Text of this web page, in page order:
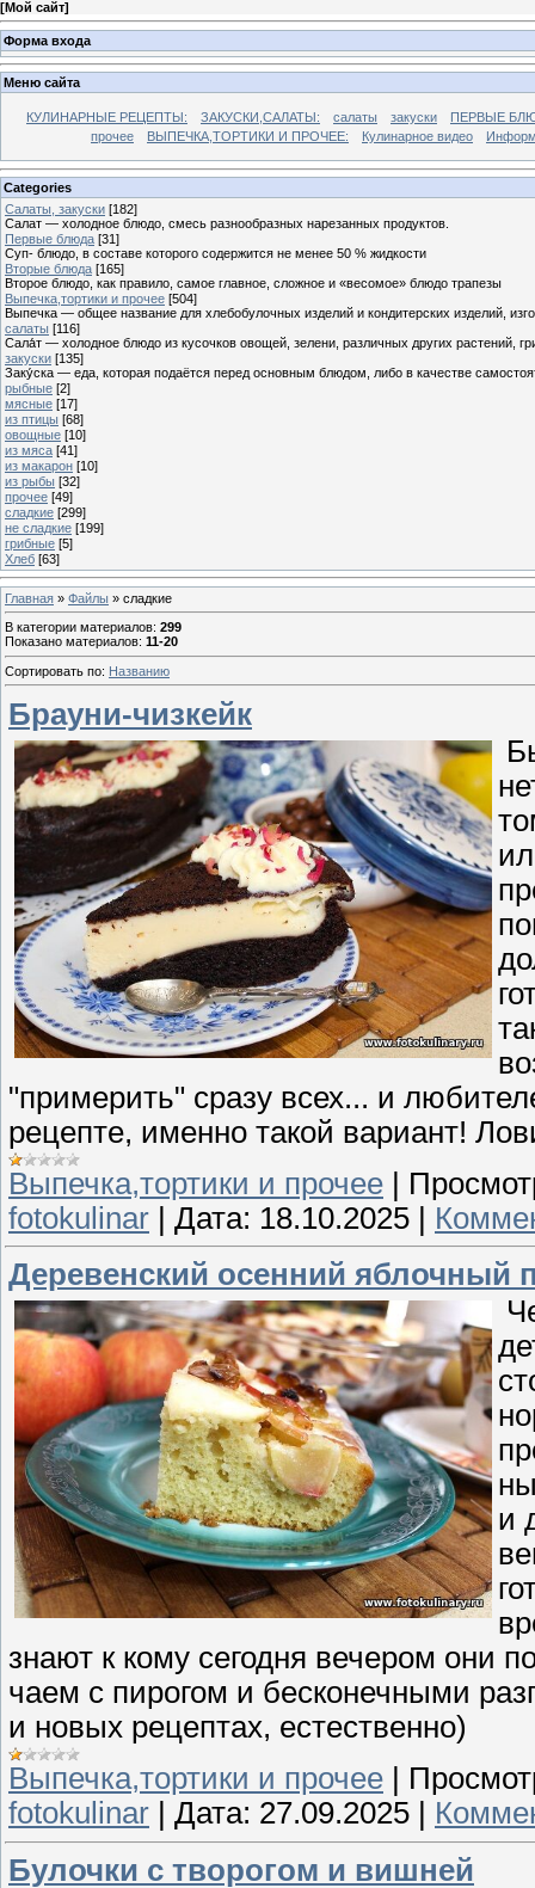
[Мой сайт]
Форма входа
Меню сайта
КУЛИНАРНЫЕ РЕЦЕПТЫ: ЗАКУСКИ,САЛАТЫ: салаты закуски
ПЕРВЫЕ
прочее
ВЫПЕЧКА,ТОРТИКИ И ПРОЧЕЕ: Кулинарное видео
Categories
Cалаты, закуски [182]
Салат — холодное блюдо, смесь разнообразных нарезанных продуктов.
Первые блюда [31]
Суп- блюдо, в составе которого содержится не менее 50 % жидкости
Вторые блюда [165]
Второе блюдо, как правило, самое главное, сложное и «весомое» блюдо трапезы
Выпечка,тортики и прочее [504]
Выпечка — общее название для хлебобулочных изделий и кондитерских изделий,
салаты [116]
Сала́т — холодное блюдо из кусочков овощей, зелени, различных других растений,
закуски [135]
Заку́ска — еда, которая подаётся перед основным блюдом, либо в качестве
рыбные [2]
мясные [17]
из птицы [68]
овощные [10]
из мяса [41]
из макарон [10]
из рыбы [32]
прочее [49]
сладкие [299]
не сладкие [199]
грибные [5]
Хлеб [63]
Главная » Файлы » сладкие
В категории материалов: 299
Показано материалов: 11-20
Сортировать по: Названию
Брауни-чизкейк
"примерить" сразу всех... и
рецепте, именно такой вариант!
Выпечка,тортики и прочее |
fotokulinar | Дата: 18.10.2025 |
Деревенский осенний яблочный
и
знают к кому сегодня вечером они
чаем с пирогом и бесконечными
и новых рецептах, естественно)
Выпечка,тортики и прочее
fotokulinar
Дата: 27.09.2025
Булочки с творогом и вишней